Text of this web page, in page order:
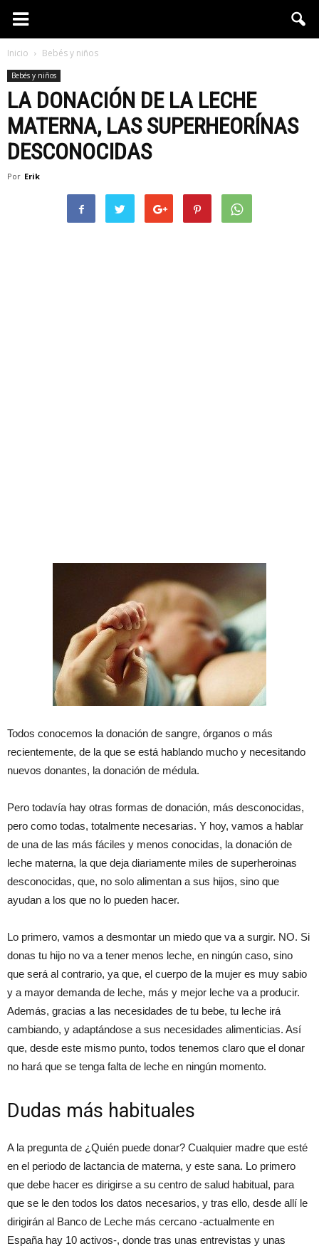
Inicio Bebés y niños
Bebés y niños
LA DONACIÓN DE LA LECHE
MATERNA, LAS SUPERHEORÍNAS
DESCONOCIDAS
Por Erik
Todos conocemos la donación de sangre, órganos o más
recientemente, de la que se está hablando mucho y necesitando
nuevos donantes, la donación de médula.
Pero todavía hay otras formas de donación, más desconocidas,
pero como todas, totalmente necesarias. Y hoy, vamos a hablar
de una de las más fáciles y menos conocidas, la donación de
leche materna, la que deja diariamente miles de superheroinas
desconocidas, que, no solo alimentan a sus hijos, sino que
ayudan a los que no lo pueden hacer.
Lo primero, vamos a desmontar un miedo que va a surgir. NO. Si
donas tu hijo no va a tener menos leche, en ningún caso, sino
que será al contrario, ya que, el cuerpo de la mujer es muy sabio
y a mayor demanda de leche, más y mejor leche va a producir.
Además, gracias a las necesidades de tu bebe, tu leche irá
cambiando, y adaptándose a sus necesidades alimenticias. Así
que, desde este mismo punto, todos tenemos claro que el donar
no hará que se tenga falta de leche en ningún momento.
Dudas más habituales
A la pregunta de ¿Quién puede donar? Cualquier madre que esté
en el periodo de lactancia de materna, y este sana. Lo primero
que debe hacer es dirigirse a su centro de salud habitual, para
que se le den todos los datos necesarios, y tras ello, desde allí le
dirigirán al Banco de Leche más cercano -actualmente en
España hay 10 activos-, donde tras unas entrevistas y unas